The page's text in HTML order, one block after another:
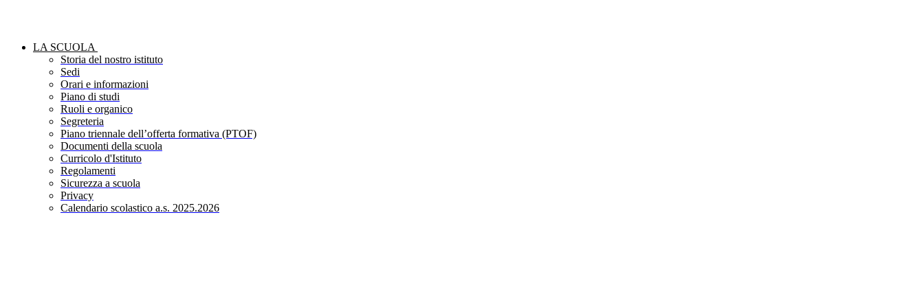
LA SCUOLA
Storia del nostro istituto
Sedi
Orari e informazioni
Piano di studi
Ruoli e organico
Segreteria
Piano triennale dell’offerta formativa (PTOF)
Documenti della scuola
Curricolo d'Istituto
Regolamenti
Sicurezza a scuola
Privacy
Calendario scolastico a.s. 2025.2026